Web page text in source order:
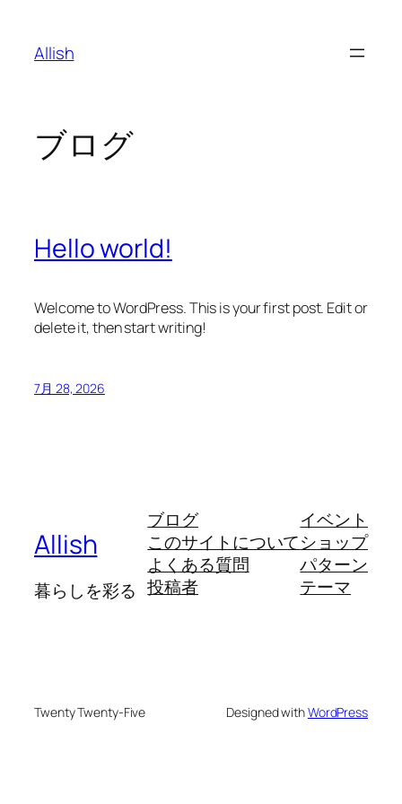
Allish
ブログ
Hello world!
Welcome to WordPress. This is your first post. Edit or
delete it, then start writing!
7月 28, 2026
Allish
暮らしを彩る
ブログ
このサイトについて
よくある質問
投稿者
イベント
ショップ
パターン
テーマ
Twenty Twenty-Five Designed withWordPress